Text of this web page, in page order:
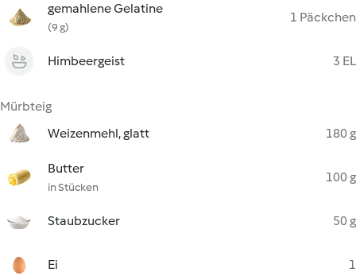
gemahlene Gelatine
(9 g)
1 Päckchen
Himbeergeist 3 EL
Mürbteig
Weizenmehl, glatt
180 g
Butter
in Stücken
100 g
Staubzucker 50 g
Ei 1